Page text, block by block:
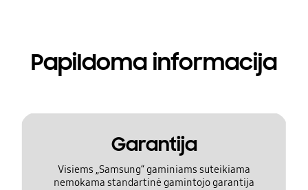
Papildoma informacija
Garantija
Visiems „Samsung“ gaminiams suteikiama
nemokama standartinė gamintojo garantija